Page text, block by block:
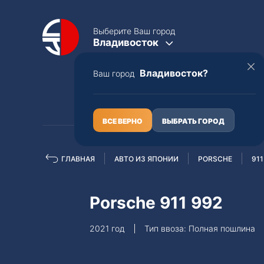
Выберите Ваш город
Владивосток
Ваш город Владивосток?
ВСЕ ВЕРНО ВЫБРАТЬ ГОРОД
Полная пошлина
ГЛАВНАЯ АВТО ИЗ ЯПОНИИ PORSCHE 911
Porsche 911 992
2021 год Тип ввоза: Полная пошлина